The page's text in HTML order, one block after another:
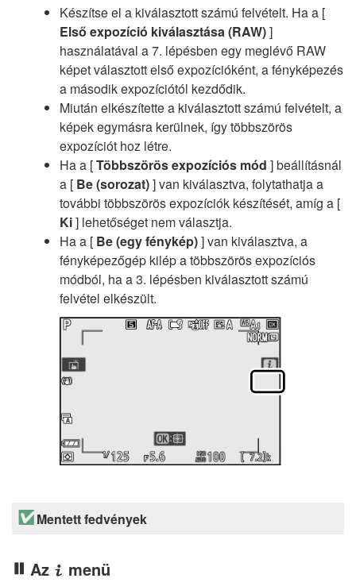
Készítse el a kiválasztott számú felvételt. Ha a [
Első expozíció kiválasztása (RAW)]
használatával a 7. lépésben egy meglévő RAW
képet választott első expozícióként, a fényképezés
a második expozíciótól kezdődik.
Miután elkészítette a kiválasztott számú felvételt, a
képek egymásra kerülnek, így többszörös
expozíciót hoz létre.
Ha a [Többszörös expozíciós mód ] beállításnál
a [ Be (sorozat)] van kiválasztva, folytathatja a
további többszörös expozíciók készítését, amíg a [
Ki] lehetőséget nem választja.
Ha a [ Be (egy fénykép)] van kiválasztva, a
fényképezőgép kilép a többszörös expozíciós
módból, ha a 3. lépésben kiválasztott számú
felvétel elkészült.
Mentett fedvények
Az i menü